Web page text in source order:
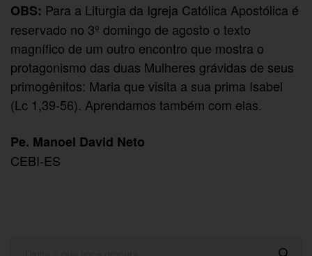
OBS: Para a Liturgia da Igreja Católica Apostólica é
reservado no 3º domingo de agosto o texto
magnífico de um outro encontro que mostra o
protagonismo das duas Mulheres grávidas de seus
primogênitos: Maria que visita a sua prima Isabel
(Lc 1,39-56). Aprendamos também com elas.
Pe. Manoel David Neto
CEBI-ES